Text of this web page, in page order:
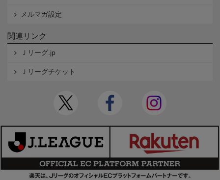
メルマガ設定
関連リンク
Ｊリーグ.jp
Ｊリーグチケット